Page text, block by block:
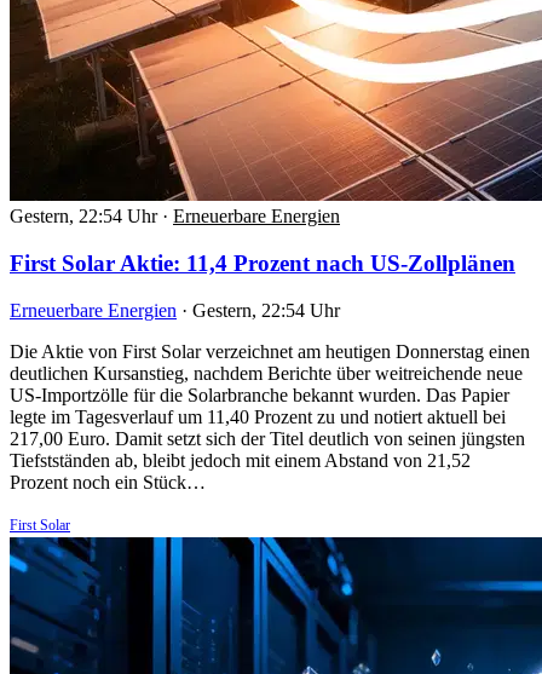
Gestern, 22:54 Uhr · Erneuerbare Energien
First Solar Aktie: 11,4 Prozent nach US-Zollplänen
Erneuerbare Energien · Gestern, 22:54 Uhr
Die Aktie von First Solar verzeichnet am heutigen Donnerstag einen
deutlichen Kursanstieg, nachdem Berichte über weitreichende neue
US-Importzölle für die Solarbranche bekannt wurden. Das Papier
legte im Tagesverlauf um 11,40 Prozent zu und notiert aktuell bei
217,00 Euro. Damit setzt sich der Titel deutlich von seinen jüngsten
Tiefstständen ab, bleibt jedoch mit einem Abstand von 21,52
Prozent noch ein Stück…
First Solar